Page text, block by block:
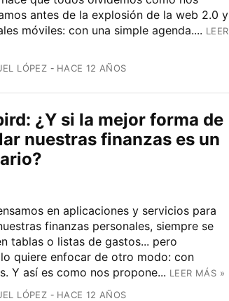
antes de la explosión de la web 2.0 y
móviles: con una simple agenda.... LEER
LÓPEZ HACE 12 AÑOS
¿Y si la mejor forma de
nuestras finanzas es un
en aplicaciones y servicios para
finanzas personales, siempre se
tablas o listas de gastos... pero
quiere enfocar de otro modo: con
Y así es como nos propone... LEER MÁS »
LÓPEZ HACE 12 AÑOS